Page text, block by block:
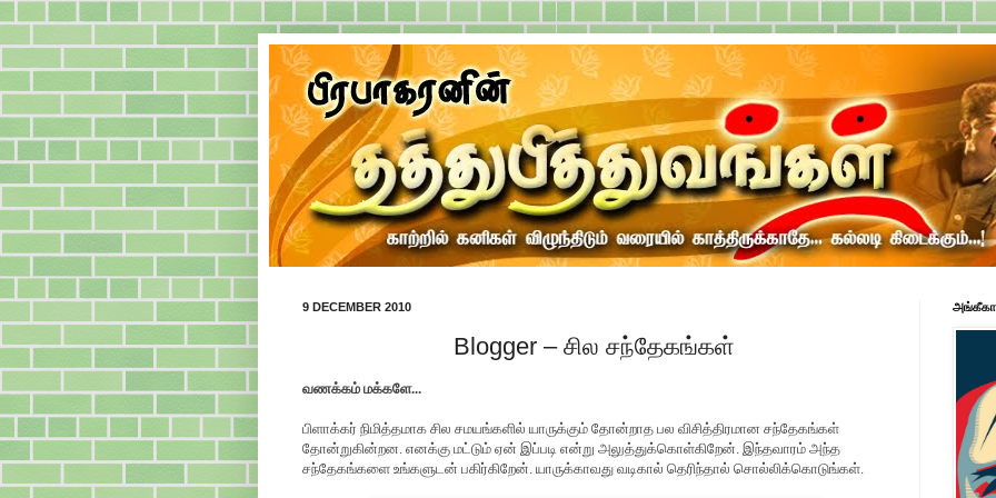
9 DECEMBER 2010
Blogger – சில சந்தேகங்கள்
வணக்கம் மக்களே...
பிளாக்கர் நிமித்தமாக சில சமயங்களில் யாருக்கும் தோன்றாத பல விசித்திரமான சந்தேகங்கள்
தோன்றுகின்றன. எனக்கு மட்டும் ஏன் இப்படி என்று அலுத்துக்கொள்கிறேன். இந்தவாரம் அந்த
சந்தேகங்களை உங்களுடன் பகிர்கிறேன். யாருக்காவது வடிகால் தெரிந்தால் சொல்லிக்கொடுங்கள்.